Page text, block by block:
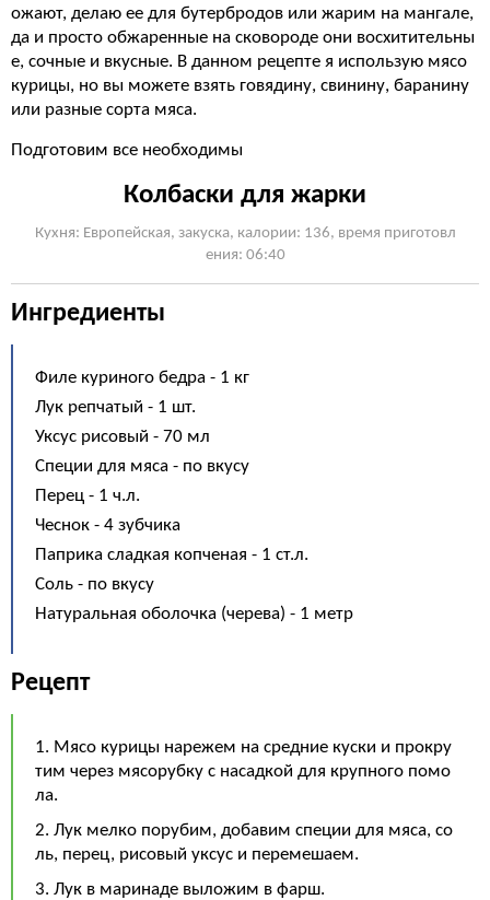
ожают, делаю ее для бутербродов или жарим на мангале,
да и просто обжаренные на сковороде они восхитительны
е, сочные и вкусные. В данном рецепте я использую мясо
курицы, но вы можете взять говядину, свинину, баранину
или разные сорта мяса.
Подготовим все необходимы
Колбаски для жарки
Кухня: Европейская, закуска, калории: 136, время приготовл
ения: 06:40
Ингредиенты
Филе куриного бедра - 1 кг
Лук репчатый - 1 шт.
Уксус рисовый - 70 мл
Специи для мяса - по вкусу
Перец - 1 ч.л.
Чеснок - 4 зубчика
Паприка сладкая копченая - 1 ст.л.
Соль - по вкусу
Натуральная оболочка (черева) - 1 метр
Рецепт
1. Мясо курицы нарежем на средние куски и прокру
тим через мясорубку с насадкой для крупного помо
ла.
2. Лук мелко порубим, добавим специи для мяса, со
ль, перец, рисовый уксус и перемешаем.
3. Лук в маринаде выложим в фарш.